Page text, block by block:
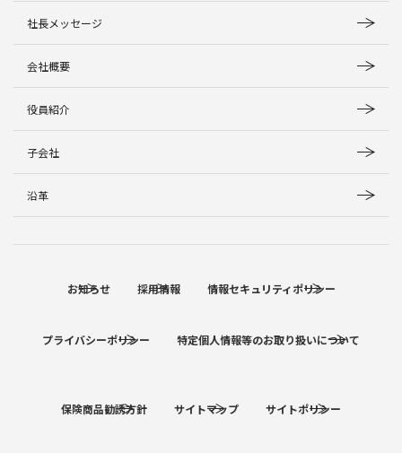
社長メッセージ
会社概要
役員紹介
子会社
沿革
お知らせ 採用情報 情報セキュリティポリシー
プライバシーポリシー 特定個人情報等のお取り扱いについて
保険商品勧誘方針 サイトマップ サイトポリシー